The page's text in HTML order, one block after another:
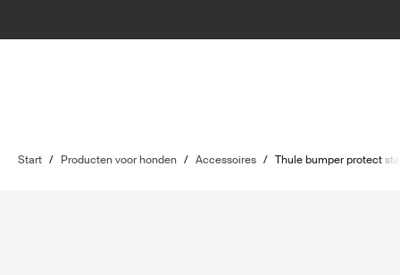
Start / Producten voor honden / Accessoires / Thule bumper protect